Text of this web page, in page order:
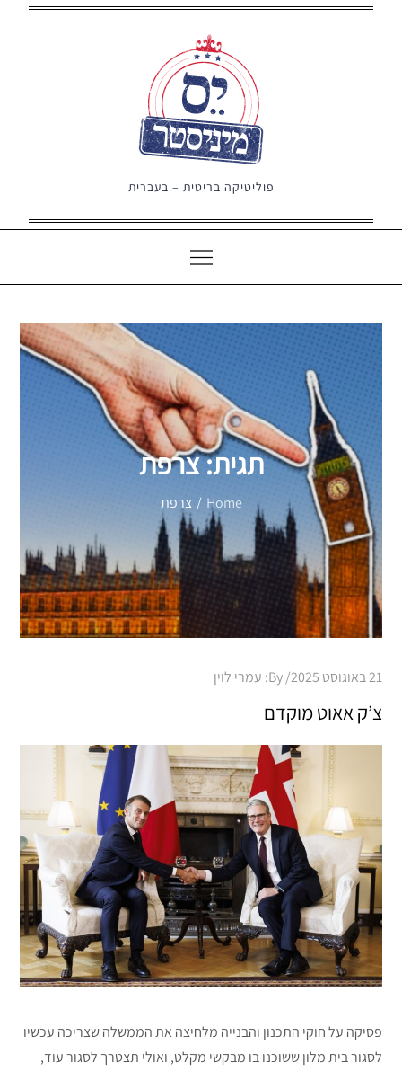
פוליטיקה בריטית – בעברית
תגית:צרפת
Home צרפת
Posted
on
21 באוגוסט 2025 By: עמרי לוין
צ’ק אאוט מוקדם
פסיקה על חוקי התכנון והבנייה מלחיצה את הממשלה שצריכה עכשיו
לסגור בית מלון ששוכנו בו מבקשי מקלט, ואולי תצטרך לסגור עוד,